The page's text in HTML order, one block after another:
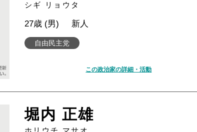
シギ リョウタ
自由民主党
27歳 (男) 新人
この政治家の詳細・活動
堀内 正雄